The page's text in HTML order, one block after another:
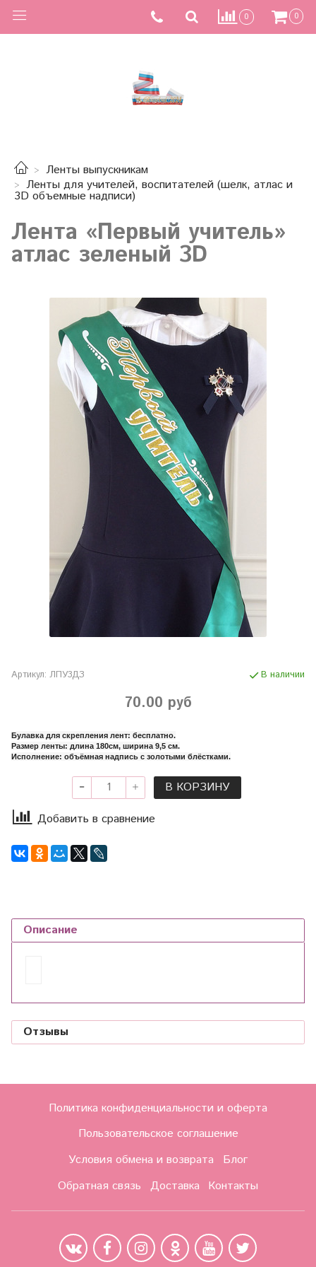
0 0
Ленты выпускникам
Ленты для учителей, воспитателей (шелк, атлас и
3D объемные надписи)
Лента «Первый учитель»
атлас зеленый 3D
Артикул: ЛПУ3ДЗ В наличии
70.00 руб
Булавка для скрепления лент: бесплатно.
Размер ленты: длина 180см, ширина 9,5 см.
Исполнение: объёмная надпись с золотыми блёстками.
В КОРЗИНУ
Добавить в сравнение
Описание
Отзывы
Политика конфиденциальности и оферта
Пользовательское соглашение
Условия обмена и возврата
Блог
Обратная связь
Доставка Контакты